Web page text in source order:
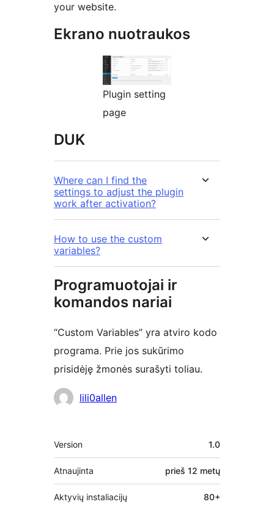
your website.
Ekrano nuotraukos
Plugin setting
page
DUK
Where can I find the
settings to adjust the plugin
work after activation?
How to use the custom
variables?
Programuotojai ir
komandos nariai
“Custom Variables” yra atviro kodo
programa. Prie jos sukūrimo
prisidėję žmonės surašyti toliau.
Autoriailili0allen
Metainformacija
Version 1.0
Atnaujinta prieš 12 metų
Aktyvių instaliacijų 80+